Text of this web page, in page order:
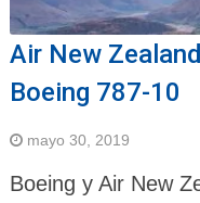
Air New
Boeing 787-10
mayo 30, 2019
Boeing y Air New